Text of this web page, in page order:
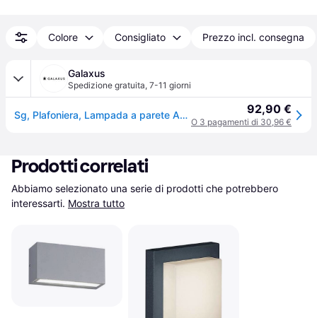
Colore Consigliato Prezzo incl. consegna
Galaxus
Spedizione gratuita, 7-11 giorni
Sg, Plafoniera, Lampada a parete ARTES IP65 grigio 641703 8W 340lm 2700K dim, angolo regolabile (340lm) 92,90 €
O 3 pagamenti di 30,96 €
Prodotti correlati
Abbiamo selezionato una serie di prodotti che potrebbero
interessarti. Mostra tutto